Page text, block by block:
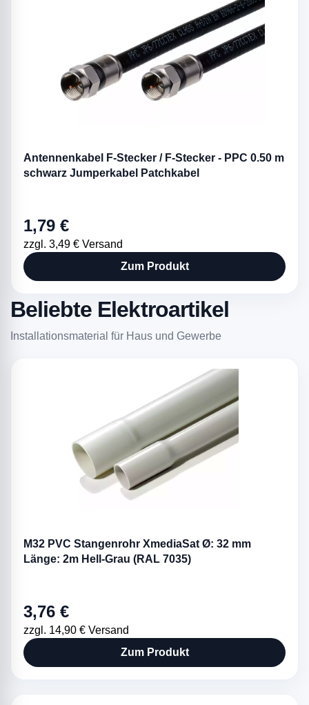
Antennenkabel F-Stecker / F-Stecker - PPC 0.50 m
schwarz Jumperkabel Patchkabel
1,79 €
zzgl. 3,49 € Versand
Zum Produkt
Beliebte Elektroartikel
Installationsmaterial für Haus und Gewerbe
M32 PVC Stangenrohr XmediaSat Ø: 32 mm
Länge: 2m Hell-Grau (RAL 7035)
3,76 €
zzgl. 14,90 € Versand
Zum Produkt